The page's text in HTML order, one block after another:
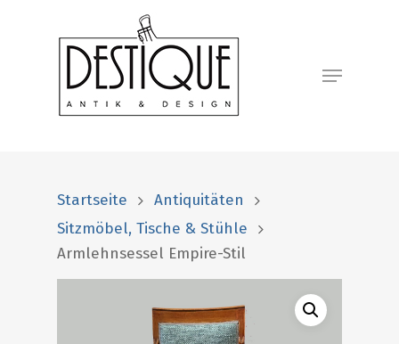
Startseite
Antiquitäten
Sitzmöbel, Tische & Stühle
Armlehnsessel Empire-Stil